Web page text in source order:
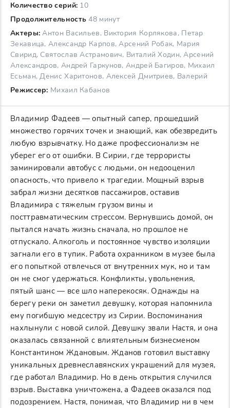
Количество серий: 10
Продолжительность 48 минут
Актеры: Антон Васильев, Виктория Корлякова, Петар
Зекавица, Александр Карпов, Арсений Робак, Мария
Свирид, Святослав Астрамович, Виталий Ходин, Арсений
Александров, Андрей Гаркунов, Андрей Багиров, Михаил
Есьман, Денис Харитонов, Алексей Дмитриев, Валерий
Режиссер: Михаил Кабанов
Владимир Фадеев — опытный сапер, прошедший
множество горячих точек и знающий, как обезвредить
любую взрывчатку. Но даже профессионализм не
уберег его от ошибки. В Сирии, где террористы
заминировали автобус с людьми, он недооценил
опасность, что привело к трагедии. Мощный взрыв
забрал жизни десятков пассажиров, оставив
Владимира с тяжелым грузом вины и
посттравматическим стрессом. Вернувшись домой, он
пытался начать жизнь сначала, но прошлое не
отпускало. Алкоголь и постоянное чувство изоляции
загнали его в тупик. Работа охранником в музее была
его попыткой отвлечься от внутренних мук, но и там
он не смог удержаться. Конфликты, увольнения,
пятый шанс — все шло наперекосяк. Однажды на
берегу реки он заметил девушку, которая напомнила
ему погибшую медсестру из Сирии. Воспоминания
нахлынули с новой силой. Девушку звали Настя, и она
оказалась связанной с влиятельным бизнесменом
Константином Ждановым. Жданов готовил выставку
уникальных древнеславянских украшений для музея,
где работал Владимир. Но в день открытия случился
взрыв. Выставка уничтожена, а Фадеев оказался под
подозрением. Настя, понимая, что Владимир ни в чем